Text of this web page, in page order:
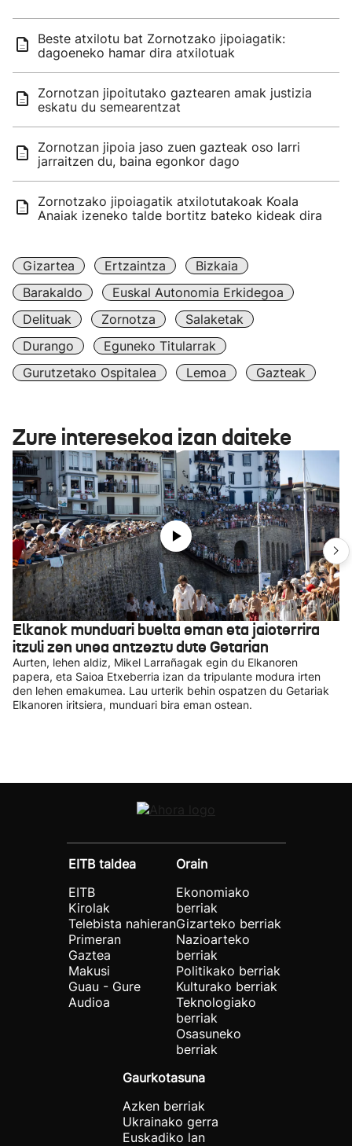
Beste atxilotu bat Zornotzako jipoiagatik:
dagoeneko hamar dira atxilotuak
Zornotzan jipoitutako gaztearen amak justizia
eskatu du semearentzat
Zornotzan jipoia jaso zuen gazteak oso larri
jarraitzen du, baina egonkor dago
Zornotzako jipoiagatik atxilotutakoak Koala
Anaiak izeneko talde bortitz bateko kideak dira
Gizartea Ertzaintza
Bizkaia
Barakaldo
Euskal Autonomia Erkidegoa
Delituak
Zornotza
Salaketak
Durango
Eguneko Titularrak
Gurutzetako Ospitalea
Lemoa Gazteak
Zure interesekoa izan daiteke
Elkanok munduari buelta eman eta jaioterrira
itzuli zen unea antzeztu dute Getarian
Aurten, lehen aldiz, Mikel Larrañagak egin du Elkanoren
papera, eta Saioa Etxeberria izan da tripulante modura irten
den lehen emakumea. Lau urterik behin ospatzen du Getariak
Elkanoren iritsiera, munduari bira eman ostean.
EITB taldea
EITB
Kirolak
Telebista nahieran
Primeran
Gaztea
Makusi
Guau - Gure
Audioa
Orain
Ekonomiako
berriak
Gizarteko berriak
Nazioarteko
berriak
Politikako berriak
Kulturako berriak
Teknologiako
berriak
Osasuneko
berriak
Gaurkotasuna
Azken berriak
Ukrainako gerra
Euskadiko lan